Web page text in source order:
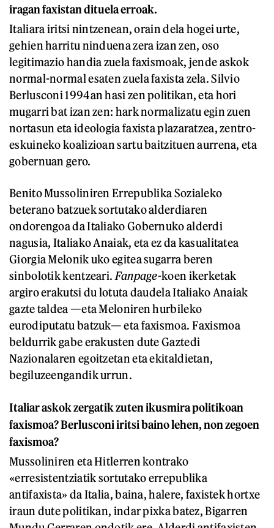
iragan faxistan dituela erroak.
Italiara iritsi nintzenean, orain dela hogei urte,
gehien harritu ninduena zera izan zen, oso
legitimazio handia zuela faxismoak, jende askok
normal-normal esaten zuela faxista zela. Silvio
Berlusconi 1994an hasi zen politikan, eta hori
mugarri bat izan zen: hark normalizatu egin zuen
nortasun eta ideologia faxista plazaratzea, zentro-
eskuineko koalizioan sartu baitzituen aurrena, eta
gobernuan gero.
Benito Mussoliniren Errepublika Sozialeko
beterano batzuek sortutako alderdiaren
ondorengoa da Italiako Gobernuko alderdi
nagusia, Italiako Anaiak, eta ez da kasualitatea
Giorgia Melonik uko egitea sugarra beren
sinbolotik kentzeari. Fanpage-koen ikerketak
argiro erakutsi du lotuta daudela Italiako Anaiak
gazte taldea —eta Meloniren hurbileko
eurodiputatu batzuk— eta faxismoa. Faxismoa
beldurrik gabe erakusten dute Gaztedi
Nazionalaren egoitzetan eta ekitaldietan,
begiluzeengandik urrun.
Italiar askok zergatik zuten ikusmira politikoan
faxismoa? Berlusconi iritsi baino lehen, non zegoen
faxismoa?
Mussoliniren eta Hitlerren kontrako
«erresistentziatik sortutako errepublika
antifaxista» da Italia, baina, halere, faxistek hortxe
iraun dute politikan, indar pixka batez, Bigarren